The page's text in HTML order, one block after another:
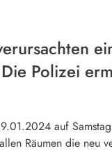
Polizei
auf
Räumen die neu